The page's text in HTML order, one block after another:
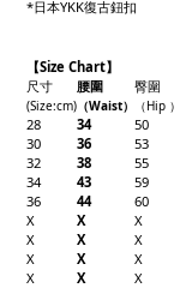
*日本YKK復古鈕扣
【Size Chart】
尺寸
腰圍 臀圍
(Size:cm) （Waist） （Hip ）
28
34 50
30
36 53
32
38 55
34
43 59
36
44 60
X
X X
X
X X
X
X X
X
X X